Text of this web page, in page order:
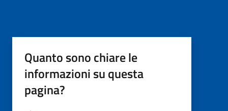
Quanto sono chiare le
informazioni su questa
pagina?